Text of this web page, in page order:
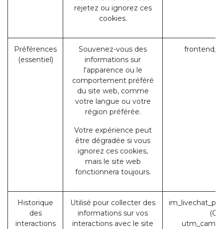
rejetez ou ignorez ces
cookies.
Préférences
(essentiel)
Souvenez-vous des
informations sur
l'apparence ou le
comportement préféré
du site web, comme
votre langue ou votre
région préférée.
Votre expérience peut
être dégradée si vous
ignorez ces cookies,
mais le site web
fonctionnera toujours.
Historique
des
interactions
Utilisé pour collecter des
informations sur vos
interactions avec le site